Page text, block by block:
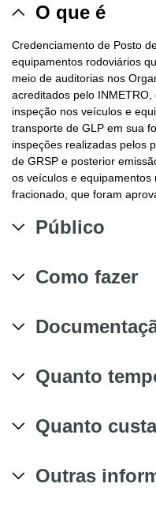
O que é
Credenciamento de Posto
equipamentos rodoviários
meio de auditorias nos
acreditados pelo
inspeção nos veículos e
transporte de GLP em sua
inspeções realizadas pelos
de GRSP e posterior
os veículos e
fracionado, que foram
Público
Como fazer
Quanto
Quanto custa
Outras